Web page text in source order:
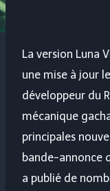
La version Luna
une mise à jour
développeur du
mécanique
principales
bande-annonce
a publié de